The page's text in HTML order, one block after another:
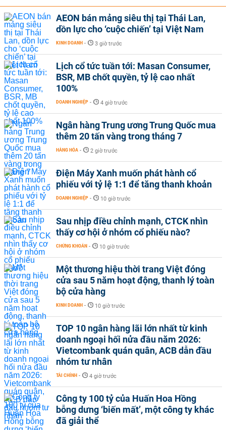
AEON bán mảng siêu thị tại Thái Lan,
dồn lực cho ‘cuộc chiến’ tại Việt Nam
KINH DOANH - 3 giờ trước
Lịch cổ tức tuần tới: Masan Consumer,
BSR, MB chốt quyền, tỷ lệ cao nhất
100%
DOANH NGHIỆP - 4 giờ trước
Ngân hàng Trung ương Trung Quốc mua
thêm 20 tấn vàng trong tháng 7
HÀNG HÓA - 2 giờ trước
Điện Máy Xanh muốn phát hành cổ
phiếu với tỷ lệ 1:1 để tăng thanh khoản
DOANH NGHIỆP - 10 giờ trước
Sau nhịp điều chỉnh mạnh, CTCK nhìn
thấy cơ hội ở nhóm cổ phiếu nào?
CHỨNG KHOÁN - 10 giờ trước
Một thương hiệu thời trang Việt đóng
cửa sau 5 năm hoạt động, thanh lý toàn
bộ cửa hàng
KINH DOANH - 10 giờ trước
TOP 10 ngân hàng lãi lớn nhất từ kinh
doanh ngoại hối nửa đầu năm 2026:
Vietcombank quán quân, ACB dẫn đầu
nhóm tư nhân
TÀI CHÍNH - 4 giờ trước
Công ty 100 tỷ của Huấn Hoa Hồng
bỗng dưng ‘biến mất’, một công ty khác
đã giải thể